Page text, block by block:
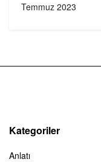
Temmuz 2023
Kategoriler
Anlatı